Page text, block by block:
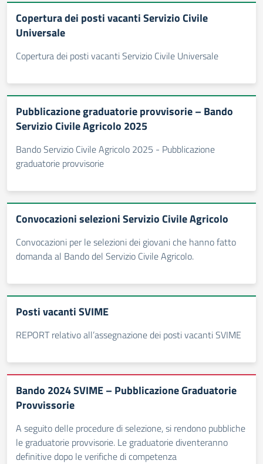
Copertura dei posti vacanti Servizio Civile
Universale
Copertura dei posti vacanti Servizio Civile Universale
Pubblicazione graduatorie provvisorie – Bando
Servizio Civile Agricolo 2025
Bando Servizio Civile Agricolo 2025 - Pubblicazione
graduatorie provvisorie
Convocazioni selezioni Servizio Civile Agricolo
Convocazioni per le selezioni dei giovani che hanno fatto
domanda al Bando del Servizio Civile Agricolo.
Posti vacanti SVIME
REPORT relativo all’assegnazione dei posti vacanti SVIME
Bando 2024 SVIME – Pubblicazione Graduatorie
Provvissorie
A seguito delle procedure di selezione, si rendono pubbliche
le graduatorie provvisorie. Le graduatorie diventeranno
definitive dopo le verifiche di competenza